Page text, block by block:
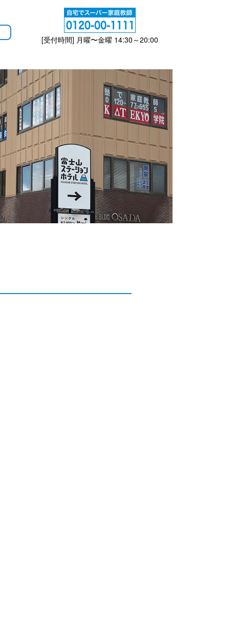
[受付時間] 月曜〜金曜 14:30～20:00